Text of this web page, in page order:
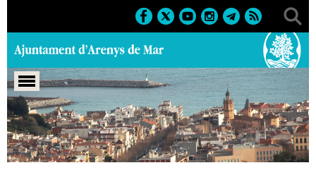
Portada > Agenda > 26-08-
2004 > Marcs > Culturals > 2004 > Biblioplatja 2004